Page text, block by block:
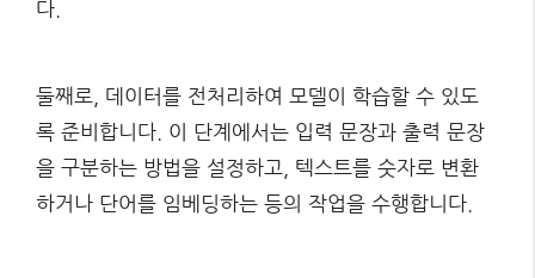
다.
둘째로, 데이터를 전처리하여 모델이 학습할 수 있도
록 준비합니다. 이 단계에서는 입력 문장과 출력 문장
을 구분하는 방법을 설정하고, 텍스트를 숫자로 변환
하거나 단어를 임베딩하는 등의 작업을 수행합니다.